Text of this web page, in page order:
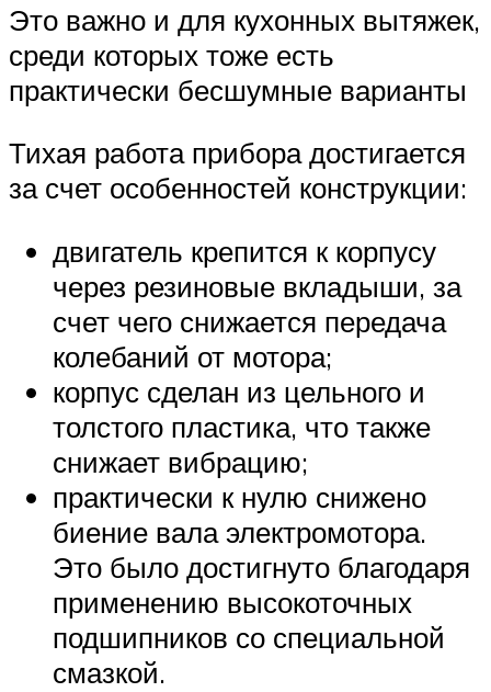
Это важно и для кухонных вытяжек,
среди которых тоже есть
практически бесшумные варианты
Тихая работа прибора достигается
за счет особенностей конструкции:
двигатель крепится к корпусу
через резиновые вкладыши, за
счет чего снижается передача
колебаний от мотора;
корпус сделан из цельного и
толстого пластика, что также
снижает вибрацию;
практически к нулю снижено
биение вала электромотора.
Это было достигнуто благодаря
применению высокоточных
подшипников со специальной
смазкой.